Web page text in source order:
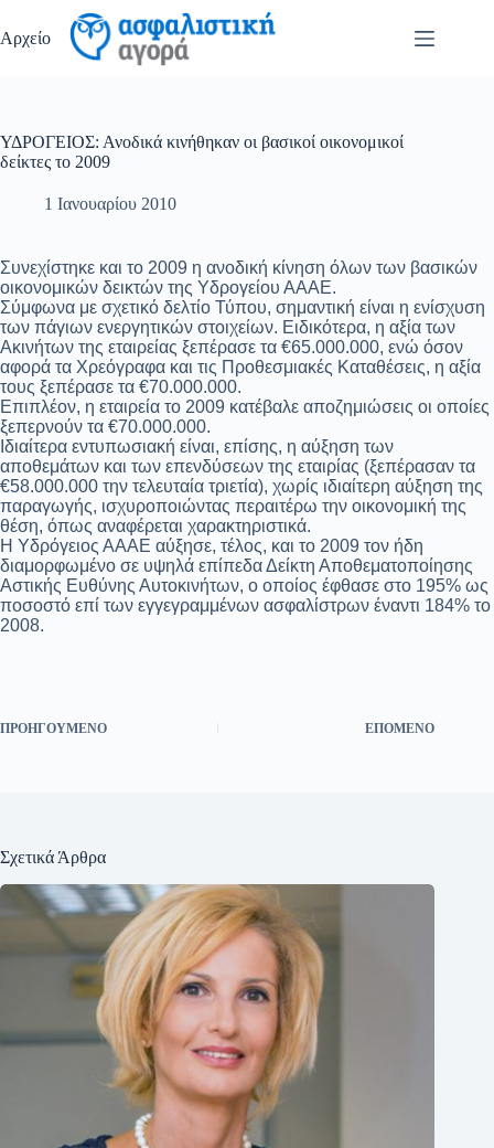
στο
περιεχόμενο
Αρχείο
ΥΔΡΟΓΕΙΟΣ: Ανοδικά κινήθηκαν οι βασικοί οικονομικοί
δείκτες το 2009
1 Ιανουαρίου 2010
Συνεχίστηκε και το 2009 η ανοδική κίνηση όλων των βασικών
οικονομικών δεικτών της Υδρογείου ΑΑΑΕ.
Σύμφωνα με σχετικό δελτίο Τύπου, σημαντική είναι η ενίσχυση
των πάγιων ενεργητικών στοιχείων. Ειδικότερα, η αξία των
Ακινήτων της εταιρείας ξεπέρασε τα €65.000.000, ενώ όσον
αφορά τα Χρεόγραφα και τις Προθεσμιακές Καταθέσεις, η αξία
τους ξεπέρασε τα €70.000.000.
Επιπλέον, η εταιρεία το 2009 κατέβαλε αποζημιώσεις οι οποίες
ξεπερνούν τα €70.000.000.
Ιδιαίτερα εντυπωσιακή είναι, επίσης, η αύξηση των
αποθεμάτων και των επενδύσεων της εταιρίας (ξεπέρασαν τα
€58.000.000 την τελευταία τριετία), χωρίς ιδιαίτερη αύξηση της
παραγωγής, ισχυροποιώντας περαιτέρω την οικονομική της
θέση, όπως αναφέρεται χαρακτηριστικά.
Η Υδρόγειος ΑΑΑΕ αύξησε, τέλος, και το 2009 τον ήδη
διαμορφωμένο σε υψηλά επίπεδα Δείκτη Αποθεματοποίησης
Αστικής Ευθύνης Αυτοκινήτων, ο οποίος έφθασε στο 195% ως
ποσοστό επί των εγγεγραμμένων ασφαλίστρων έναντι 184% το
2008.
ΠΡΟΗΓΟΎΜΕΝΟ ΕΠΌΜΕΝΟ
Σχετικά Άρθρα